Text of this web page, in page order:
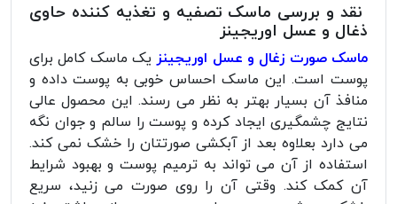
نقد و بررسی ماسک تصفیه و تغذیه کننده حاوی
ذغال و عسل اوریجینز
ماسک صورت زغال و عسل اوریجینز یک ماسک کامل برای
پوست است. این ماسک احساس خوبی به پوست داده و
منافذ آن بسیار بهتر به نظر می رسند. این محصول عالی
نتایج چشمگیری ایجاد کرده و پوست را سالم و جوان نگه
می دارد بعلاوه بعد از آبکشی صورتتان را خشک نمی کند.
استفاده از آن می تواند به ترمیم پوست و بهبود شرایط
آن کمک کند. وقتی آن را روی صورت می زنید، سریع